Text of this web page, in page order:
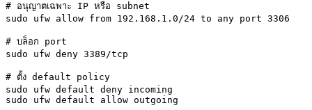
# อนุญาตเฉพาะ IP หรือ subnet
sudo ufw allow from 192.168.1.0/24 to any port 3306
# บล็อก port
sudo ufw deny 3389/tcp
# ตั้ง default policy
sudo ufw default deny incoming
sudo ufw default allow outgoing